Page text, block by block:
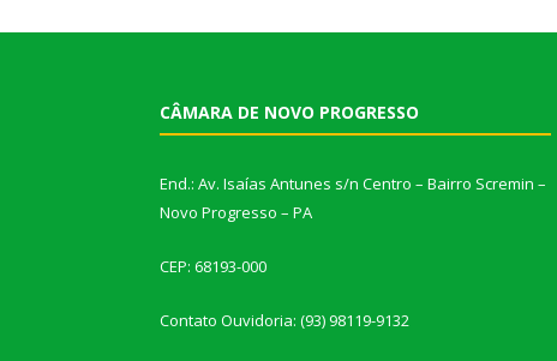
CÂMARA DE NOVO PROGRESSO
End.: Av. Isaías Antunes s/n Centro – Bairro Scremin –
Novo Progresso – PA
CEP: 68193-000
Contato Ouvidoria: (93) 98119-9132